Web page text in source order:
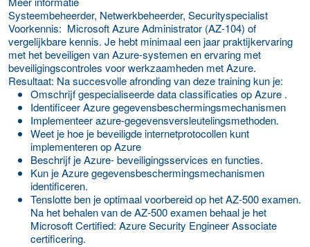
Systeembeheerder, Netwerkbeheerder, Securityspecialist
Voorkennis: Microsoft Azure Administrator (AZ-104) of
vergelijkbare kennis. Je hebt minimaal een jaar praktijkervaring
met het beveiligen van Azure-systemen en ervaring met
beveiligingscontroles voor werkzaamheden met Azure.
Resultaat: Na succesvolle afronding van deze training kun je:
Omschrijf gespecialiseerde data classificaties op Azure .
Identificeer Azure gegevensbeschermingsmechanismen
Implementeer azure-gegevensversleutelingsmethoden.
Weet je hoe je beveiligde internetprotocollen kunt
implementeren op Azure
Beschrijf je Azure- beveiligingsservices en functies.
Kun je Azure gegevensbeschermingsmechanismen
identificeren.
Tenslotte ben je optimaal voorbereid op het AZ-500 examen.
Na het behalen van de AZ-500 examen behaal je het
Microsoft Certified: Azure Security Engineer Associate
certificering.